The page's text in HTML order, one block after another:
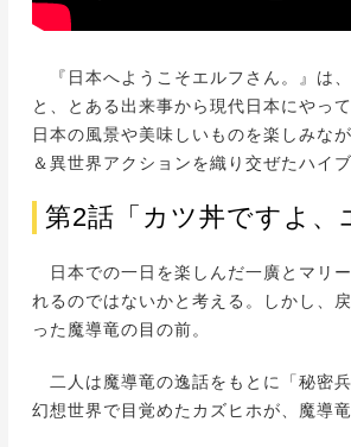
『日本へようこそエルフさん。』は
と、とある出来事から現代日本にやっ
日本の風景や美味しいものを楽しみな
＆異世界アクションを織り交ぜたハイ
第2話「カツ丼ですよ、
日本での一日を楽しんだ一廣とマリ
れるのではないかと考える。しかし、
った魔導竜の目の前。
二人は魔導竜の逸話をもとに「秘密
幻想世界で目覚めたカズヒホが、魔